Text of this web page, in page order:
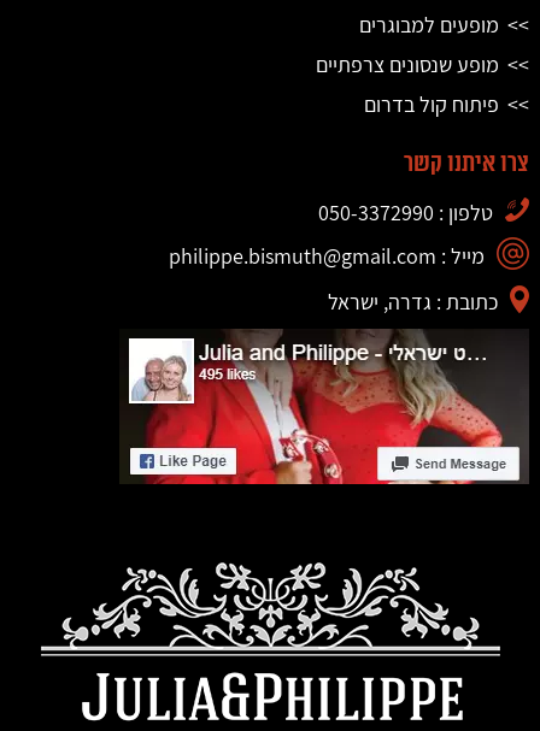
מופעים למבוגרים
מופע שנסונים צרפתיים
פיתוח קול בדרום
צרו איתנו קשר
טלפון : 050-3372990
מייל : philippe.bismuth@gmail.com
כתובת : גדרה, ישראל